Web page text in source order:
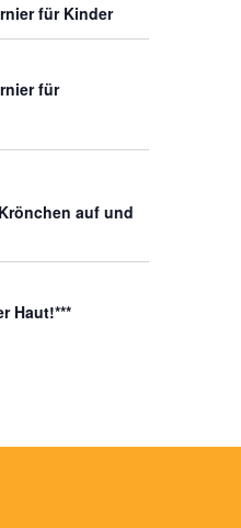
für Kinder
für
auf und
Haut!***